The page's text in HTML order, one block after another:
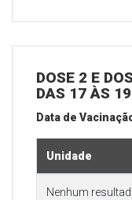
DOSE 2 E
DAS 17 ÀS
Data de
Unidade
Nenhum